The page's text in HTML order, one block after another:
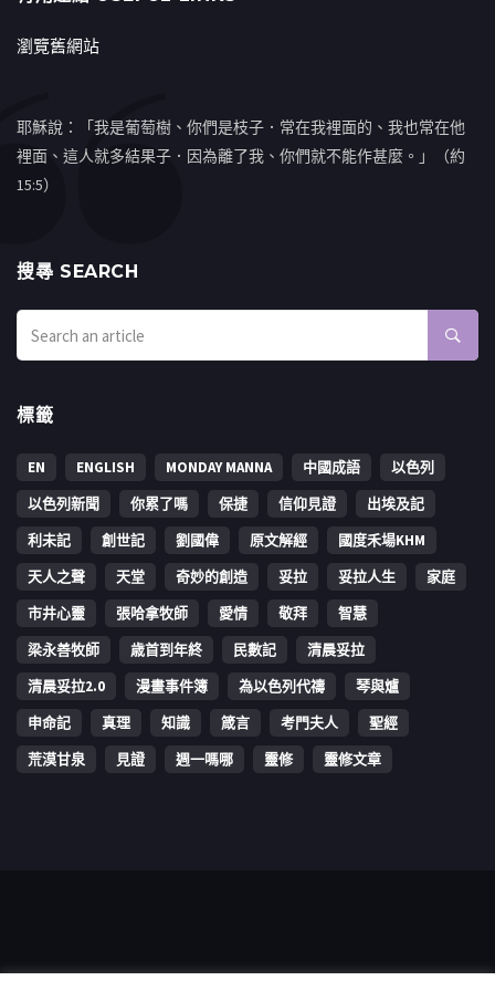
瀏覽舊網站
耶穌說：「我是葡萄樹、你們是枝子．常在我裡面的、我也常在他
裡面、這人就多結果子．因為離了我、你們就不能作甚麼。」（約
15:5）
搜㝷 SEARCH
標籤
EN ENGLISH MONDAY MANNA 中國成語
以色列
以色列新聞
你累了嗎 保捷 信仰見證
出埃及記
利未記
創世記 劉國偉 原文解經
國度禾場KHM
天人之聲
天堂 奇妙的創造 妥拉 妥拉人生
家庭
市井心靈
張哈拿牧師 愛情 敬拜
智慧
梁永善牧師
歳首到年終 民數記
清晨妥拉
清晨妥拉2.0
漫畫事件簿 為以色列代禱
琴與爐
申命記
真理 知識 箴言 考門夫人
聖經
荒漠甘泉
見證 週一嗎哪 靈修 靈修文章